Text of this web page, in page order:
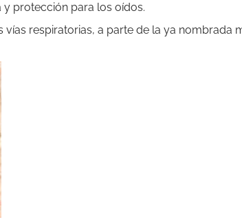
protección para los oídos.
respiratorias, a parte de la ya nombrada